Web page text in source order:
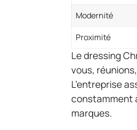
Modernité
Proximité
Le dressing
vous,
L’entreprise
constamment
marques.